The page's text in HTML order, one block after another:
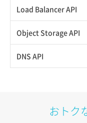
QoSポリシー一覧取得
QoSポリシー詳細取得
サブネット一覧取得
サブネット詳細取得
Load Balancer API
プール一覧取得
プール作成
Object Storage API
Web公開
DNS API
おトク